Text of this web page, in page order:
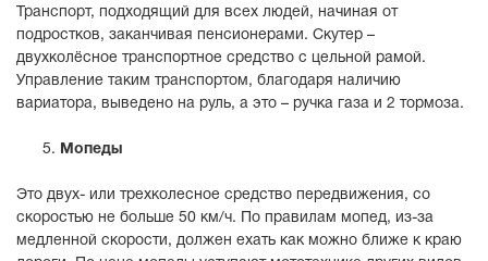
Транспорт, подходящий для всех людей, начиная от
подростков, заканчивая пенсионерами. Скутер –
двухколёсное транспортное средство с цельной рамой.
Управление таким транспортом, благодаря наличию
вариатора, выведено на руль, а это – ручка газа и 2 тормоза.
Мопеды
Это двух- или трехколесное средство передвижения, со
скоростью не больше 50 км/ч. По правилам мопед, из-за
медленной скорости, должен ехать как можно ближе к краю